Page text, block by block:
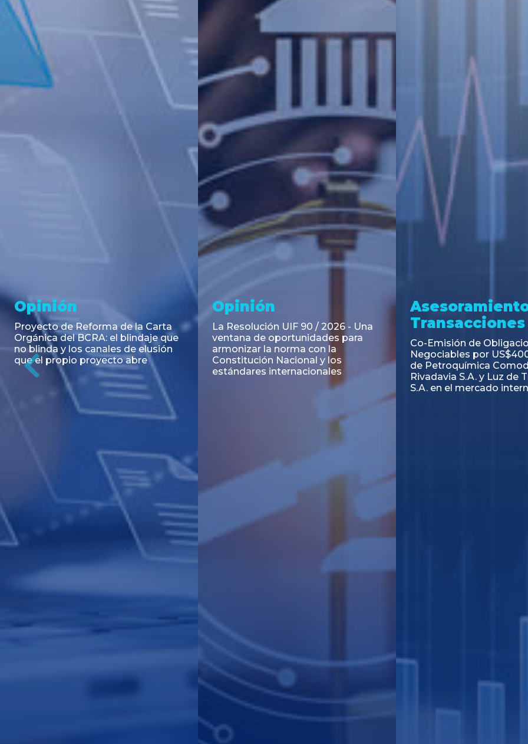
Noticia
RESOLUCIÓN 271/2026 de la
SECRETARIA DE COORDINACIÓN
DE PRODUCCIÓN: Actualización y
unificación de las advertencias
obligatorias en la publicidad de
juegos y apuestas en...
Asesoramiento y
Transacciones
Emisión de Obligaciones
Negociables Clase E de Central
Puerto S.A. por un Valor Nominal
de U$S 98.897.303
Transacciones
PAGBAM asesoró a
autorización para la
de los Certificados de
del Fideicomiso
Inmobiliario "Espacio
Previous